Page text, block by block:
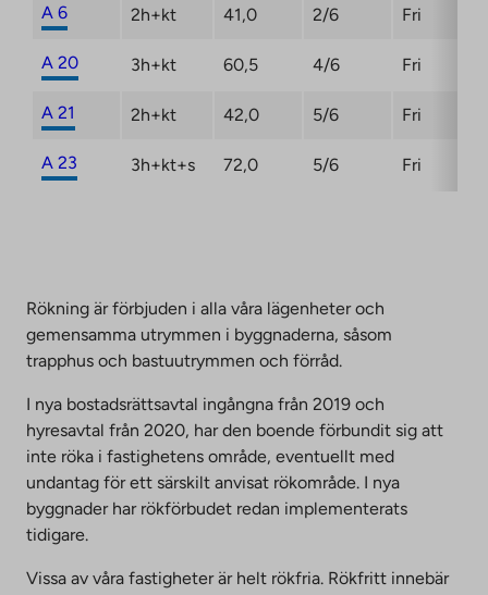
A 6 2h+kt 41,0 2/6 Fri
A 20 3h+kt 60,5 4/6 Fri
A 21 2h+kt 42,0 5/6 Fri
A 23 3h+kt+s 72,0 5/6 Fri
Rökning är förbjuden i alla våra lägenheter och
gemensamma utrymmen i byggnaderna, såsom
trapphus och bastuutrymmen och förråd.
I nya bostadsrättsavtal ingångna från 2019 och
hyresavtal från 2020, har den boende förbundit sig att
inte röka i fastighetens område, eventuellt med
undantag för ett särskilt anvisat rökområde. I nya
byggnader har rökförbudet redan implementerats
tidigare.
Vissa av våra fastigheter är helt rökfria. Rökfritt innebär